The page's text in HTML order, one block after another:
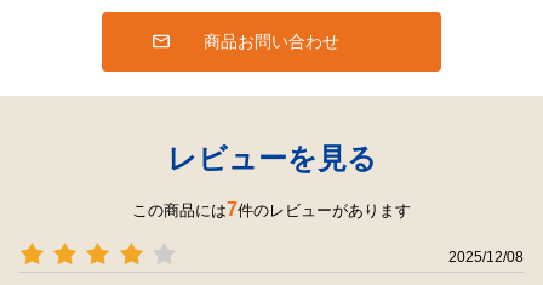
商品お問い合わせ
レビューを見る
この商品には7件のレビューがあります
2025/12/08